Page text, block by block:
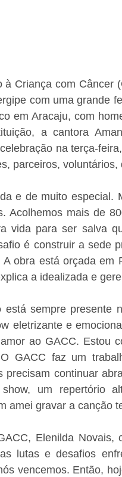
à Criança com Câncer
com uma grande
em Aracaju, com
a cantora
na terça-
parceiros,
e de muito especial.
Acolhemos mais de
vida para ser salva
é construir a sede
A obra está orçada
a idealizada e
está sempre presente
eletrizante e
ao GACC. Estou
O GACC faz um
precisam continuar
show, um repertório
amei gravar a canção
Elenilda
lutas e desafios
vencemos. Então,